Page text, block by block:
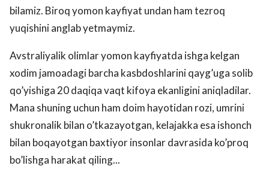
bilamiz. Biroq yomon kayfiyat undan ham tezroq
yuqishini anglab yetmaymiz.
Avstraliyalik olimlar yomon kayfiyatda ishga kelgan
xodim jamoadagi barcha kasbdoshlarini qayg’uga solib
qo’yishiga 20 daqiqa vaqt kifoya ekanligini aniqladilar.
Mana shuning uchun ham doim hayotidan rozi, umrini
shukronalik bilan o’tkazayotgan, kelajakka esa ishonch
bilan boqayotgan baxtiyor insonlar davrasida ko’proq
bo’lishga harakat qiling...